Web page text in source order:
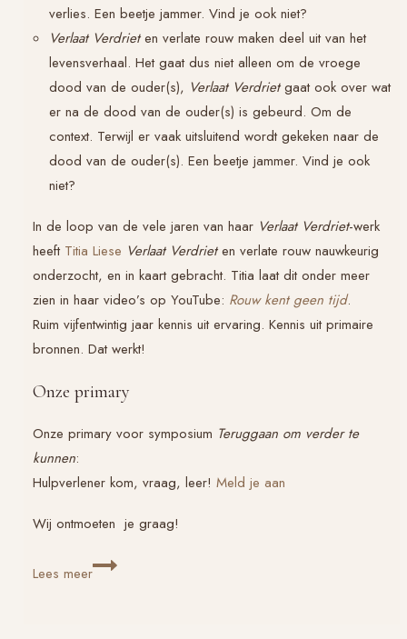
verlies. Een beetje jammer. Vind je ook niet?
Verlaat Verdrieten verlate rouw maken deel uit van het
levensverhaal. Het gaat dus niet alleen om de vroege
dood van de ouder(s), Verlaat Verdrietgaat ook over wat
er na de dood van de ouder(s) is gebeurd. Om de
context. Terwijl er vaak uitsluitend wordt gekeken naar de
dood van de ouder(s). Een beetje jammer. Vind je ook
niet?
In de loop van de vele jaren van haar Verlaat Verdriet-werk
heeft Titia Liese Verlaat Verdrieten verlate rouw nauwkeurig
onderzocht, en in kaart gebracht. Titia laat dit onder meer
zien in haar video’s op YouTube: Rouw kent geen tijd.
Ruim vijfentwintig jaar kennis uit ervaring. Kennis uit primaire
bronnen. Dat werkt!
Onze primary
Onze primary voor symposium Teruggaan om verder te
kunnen:
Hulpverlener kom, vraag, leer! Meld je aan
Wij ontmoeten je graag!
Lees meerWat